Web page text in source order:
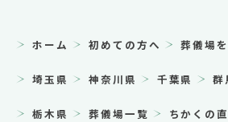
ホーム 初めての方へ 葬儀場
埼玉県 神奈川県 千葉県 群
栃木県 葬儀場一覧 ちかくの